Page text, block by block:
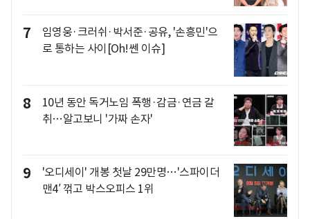
7
임영웅·크러쉬·박서준·공유, '손흥민'으
로 통하는 사이[Oh!쎈 이슈]
8
10년 동안 독거노임 폭행·감금·연금 갈
취…알고보니 '가짜 손자'
9
'오디세이' 개봉 첫날 29만명…'스파이더
맨4′ 꺾고 박스오피스 1위